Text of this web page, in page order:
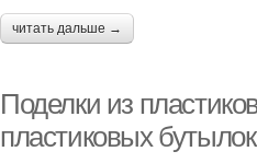
читать дальше →
Поделки из
пластиковых